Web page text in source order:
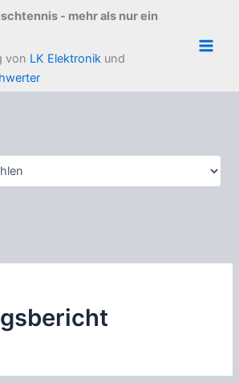
- mehr als nur ein
von LK Elektronik und